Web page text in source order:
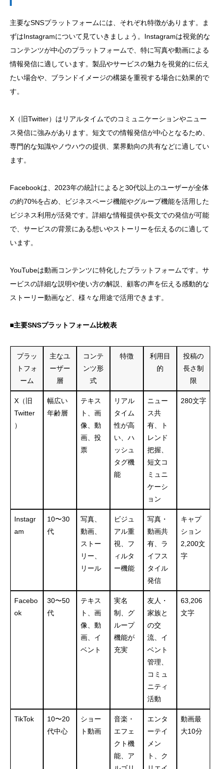
主要なSNSプラットフォームには、それぞれ特徴があります。ま
ずはInstagramについて見ていきましょう。Instagramは視覚的な
コンテンツが中心のプラットフォームで、特に写真や動画による
情報発信に適しています。製品やサービスの魅力を視覚的に伝え
たい場合や、ブランドイメージの構築を重視する場合に効果的で
す。
X（旧Twitter）はリアルタイムでのコミュニケーションやニュー
ス発信に強みがあります。短文での情報発信が中心となるため、
専門的な知識やノウハウの提供、業界動向の共有などに適してい
ます。
Facebookは、2023年の統計によると30代以上のユーザーが全体
の約70%を占め、ビジネスページ機能やグループ機能を活用した
ビジネス利用が活発です。詳細な情報提供や長文での発信が可能
で、サービスの背景にある想いやストーリーを伝えるのに適して
います。
YouTubeは動画コンテンツに特化したプラットフォームです。サ
ービスの詳細な説明や使い方の解説、顧客の声を伝える感動的な
ストーリー動画など、様々な用途で活用できます。
■主要SNSプラットフォーム比較表
プラッ
トフォ
ーム
主なユ
ーザー
層
コンテ
ンツ形
式
特徴
利用目
的
投稿の
長さ制
限
X（旧
Twitter
）
幅広い
年齢層
テキス
ト、画
像、動
画、投
票
リアル
タイム
性が高
い、ハ
ッシュ
タグ機
能
ニュー
ス共
有、ト
レンド
把握、
短文コ
ミュニ
ケーシ
ョン
280文字
Instagr
am
10〜30
代
写真、
動画、
ストー
リー、
リール
ビジュ
アル重
視、フ
ィルタ
ー機能
写真・
動画共
有、ラ
イフス
タイル
発信
キャプ
ション
2,200文
字
Facebo
ok
30〜50
代
テキス
ト、画
像、動
画、イ
ベント
実名
制、グ
ループ
機能が
充実
友人・
家族と
の交
流、イ
ベント
管理、
コミュ
ニティ
活動
63,206
文字
TikTok
10〜20
代中心
ショー
ト動画
音楽・
エフェ
クト機
能、ア
エンタ
ーテイ
メン
ト、ク
動画最
大10分